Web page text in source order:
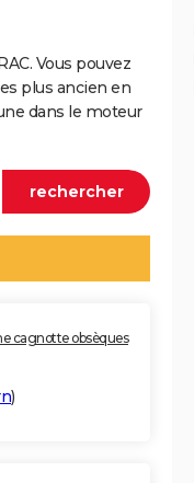
Vous pouvez
plus ancien en
dans le moteur
cagnotte obsèques
)